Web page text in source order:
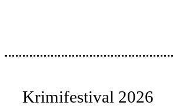
Krimifestival 2026